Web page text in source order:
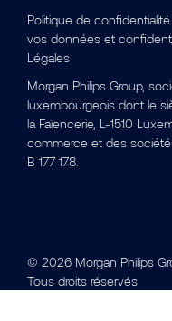
Politique de confidentialité
vos données et
Légales
Morgan Philips Group,
luxembourgeois dont le
la Faïencerie, L-1510
commerce et des
B 177 178.
© 2026 Morgan Philips
Tous droits réservés